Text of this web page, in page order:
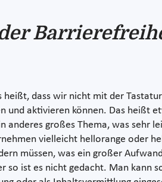
dass wir nicht mit der
und aktivieren können. Das heißt
anderes großes Thema, was sehr
vielleicht hellorange oder
müssen, was ein großer
so ist es nicht gedacht. Man kann